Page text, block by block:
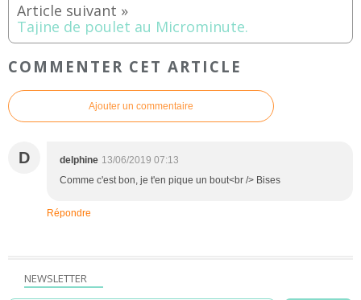
Tajine de poulet au Microminute.
COMMENTER CET ARTICLE
Ajouter un commentaire
D delphine 13/06/2019 07:13
Comme c'est bon, je t'en pique un bout<br /> Bises
Répondre
NEWSLETTER